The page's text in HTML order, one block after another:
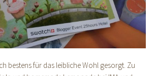
bestens für das leibliche Wohl gesorgt. Zu